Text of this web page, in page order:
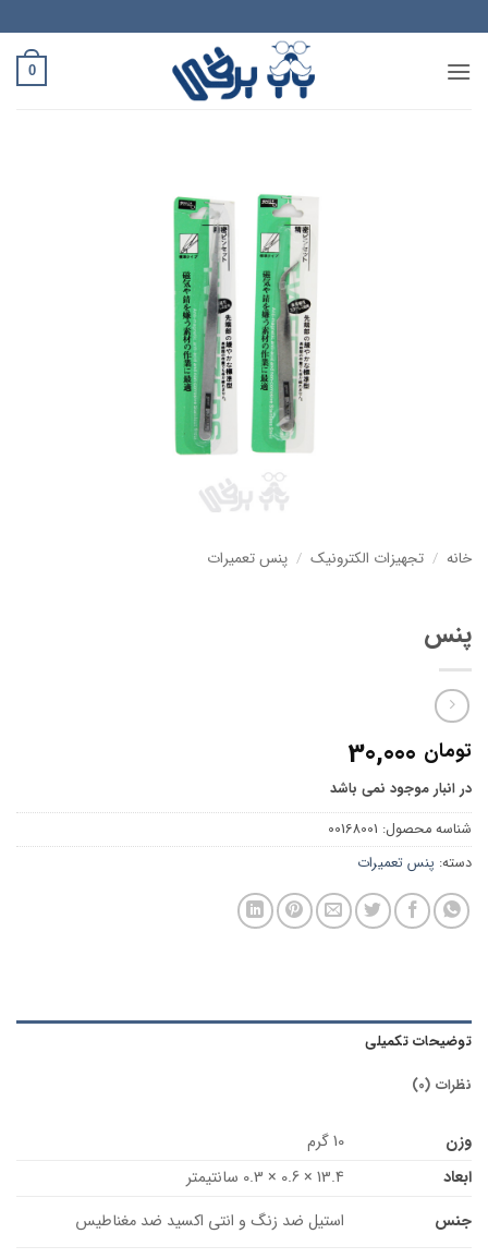
to
content
0
خانه / تجهیزات الکترونیک / پنس تعمیرات
پنس
تومان
در انبار موجود نمی باشد
شناسه محصول: 00168001
دسته: پنس تعمیرات
توضیحات تکمیلی
نظرات (0)
وزن
10 گرم
ابعاد
13.4 × 0.6 × 0.3 سانتیمتر
جنس
استیل ضد زنگ و انتی اکسید ضد مغناطیس